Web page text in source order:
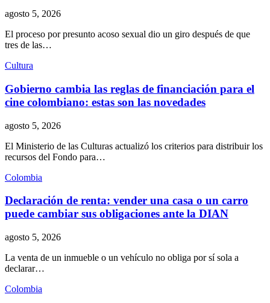
agosto 5, 2026
El proceso por presunto acoso sexual dio un giro después de que
tres de las…
Cultura
Gobierno cambia las reglas de financiación para el
cine colombiano: estas son las novedades
agosto 5, 2026
El Ministerio de las Culturas actualizó los criterios para distribuir los
recursos del Fondo para…
Colombia
Declaración de renta: vender una casa o un carro
puede cambiar sus obligaciones ante la DIAN
agosto 5, 2026
La venta de un inmueble o un vehículo no obliga por sí sola a
declarar…
Colombia